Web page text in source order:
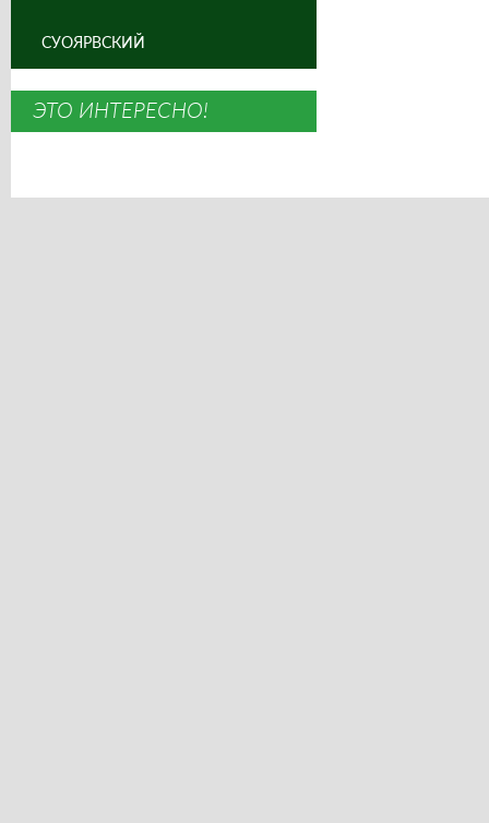
СУОЯРВСКИЙ
ЭТО ИНТЕРЕСНО!